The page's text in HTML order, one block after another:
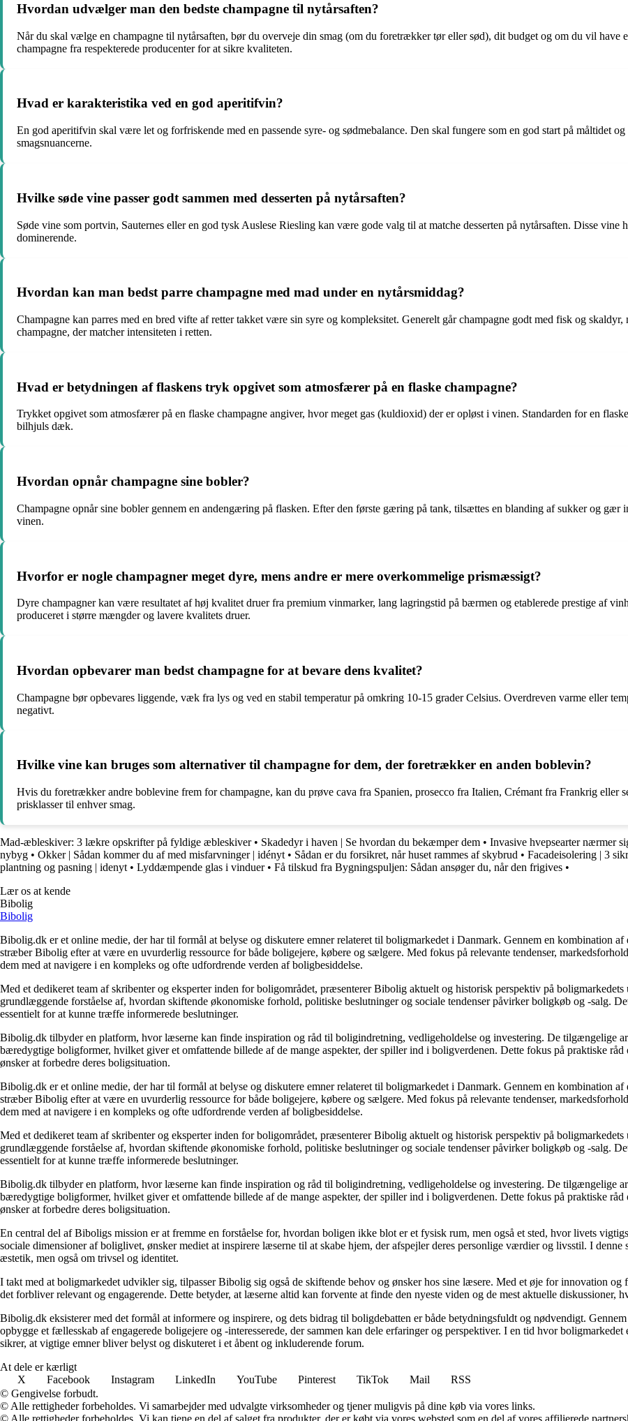
Hvordan udvælger man den bedste champagne til nytårsaften?
Når du skal vælge en champagne til nytårsaften, bør du overveje din smag (om du foretrækker tør eller sød), dit budget og om du vil have
champagne fra respekterede producenter for at sikre kvaliteten.
Hvad er karakteristika ved en god aperitifvin?
En god aperitifvin skal være let og forfriskende med en passende syre- og sødmebalance. Den skal fungere som en god start på måltidet
smagsnuancerne.
Hvilke søde vine passer godt sammen med desserten på nytårsaften?
Søde vine som portvin, Sauternes eller en god tysk Auslese Riesling kan være gode valg til at matche desserten på nytårsaften. Disse vine
dominerende.
Hvordan kan man bedst parre champagne med mad under en nytårsmiddag?
Champagne kan parres med en bred vifte af retter takket være sin syre og kompleksitet. Generelt går champagne godt med fisk og
champagne, der matcher intensiteten i retten.
Hvad er betydningen af flaskens tryk opgivet som atmosfærer på en flaske champagne?
Trykket opgivet som atmosfærer på en flaske champagne angiver, hvor meget gas (kuldioxid) der er opløst i vinen. Standarden for en
bilhjuls dæk.
Hvordan opnår champagne sine bobler?
Champagne opnår sine bobler gennem en andengæring på flasken. Efter den første gæring på tank, tilsættes en blanding af sukker og
vinen.
Hvorfor er nogle champagner meget dyre, mens andre er mere overkommelige prismæssigt?
Dyre champagner kan være resultatet af høj kvalitet druer fra premium vinmarker, lang lagringstid på bærmen og etablerede prestige af
produceret i større mængder og lavere kvalitets druer.
Hvordan opbevarer man bedst champagne for at bevare dens kvalitet?
Champagne bør opbevares liggende, væk fra lys og ved en stabil temperatur på omkring 10-15 grader Celsius. Overdreven varme eller
negativt.
Hvilke vine kan bruges som alternativer til champagne for dem, der foretrækker en anden boblevin?
Hvis du foretrækker andre boblevine frem for champagne, kan du prøve cava fra Spanien, prosecco fra Italien, Crémant fra Frankrig
prisklasser til enhver smag.
Mad-æbleskiver: 3 lækre opskrifter på fyldige æbleskiver• Skadedyr i haven | Se hvordan du bekæmper dem • Invasive hvepsearter nærmer
nybyg • Okker | Sådan kommer du af med misfarvninger | idényt • Sådan er du forsikret, når huset rammes af skybrud • Facadeisolering | 3
plantning og pasning | idenyt • Lyddæmpende glas i vinduer• Få tilskud fra Bygningspuljen: Sådan ansøger du, når den frigives •
Lær os at kende
Bibolig
Bibolig
Bibolig.dk er et online medie, der har til formål at belyse og diskutere emner relateret til boligmarkedet i Danmark. Gennem en kombination
stræber Bibolig efter at være en uvurderlig ressource for både boligejere, købere og sælgere. Med fokus på relevante tendenser,
dem med at navigere i en kompleks og ofte udfordrende verden af boligbesiddelse.
Med et dedikeret team af skribenter og eksperter inden for boligområdet, præsenterer Bibolig aktuelt og historisk perspektiv på
grundlæggende forståelse af, hvordan skiftende økonomiske forhold, politiske beslutninger og sociale tendenser påvirker boligkøb og -salg.
essentielt for at kunne træffe informerede beslutninger.
Bibolig.dk tilbyder en platform, hvor læserne kan finde inspiration og råd til boligindretning, vedligeholdelse og investering. De tilgængelige
bæredygtige boligformer, hvilket giver et omfattende billede af de mange aspekter, der spiller ind i boligverdenen. Dette fokus på praktiske
ønsker at forbedre deres boligsituation.
Bibolig.dk er et online medie, der har til formål at belyse og diskutere emner relateret til boligmarkedet i Danmark. Gennem en kombination
stræber Bibolig efter at være en uvurderlig ressource for både boligejere, købere og sælgere. Med fokus på relevante tendenser,
dem med at navigere i en kompleks og ofte udfordrende verden af boligbesiddelse.
Med et dedikeret team af skribenter og eksperter inden for boligområdet, præsenterer Bibolig aktuelt og historisk perspektiv på
grundlæggende forståelse af, hvordan skiftende økonomiske forhold, politiske beslutninger og sociale tendenser påvirker boligkøb og -salg.
essentielt for at kunne træffe informerede beslutninger.
Bibolig.dk tilbyder en platform, hvor læserne kan finde inspiration og råd til boligindretning, vedligeholdelse og investering. De tilgængelige
bæredygtige boligformer, hvilket giver et omfattende billede af de mange aspekter, der spiller ind i boligverdenen. Dette fokus på praktiske
ønsker at forbedre deres boligsituation.
En central del af Biboligs mission er at fremme en forståelse for, hvordan boligen ikke blot er et fysisk rum, men også et sted, hvor livets
sociale dimensioner af boliglivet, ønsker mediet at inspirere læserne til at skabe hjem, der afspejler deres personlige værdier og livsstil. I
æstetik, men også om trivsel og identitet.
I takt med at boligmarkedet udvikler sig, tilpasser Bibolig sig også de skiftende behov og ønsker hos sine læsere. Med et øje for innovation og
det forbliver relevant og engagerende. Dette betyder, at læserne altid kan forvente at finde den nyeste viden og de mest aktuelle diskussioner,
Bibolig.dk eksisterer med det formål at informere og inspirere, og dets bidrag til boligdebatten er både betydningsfuldt og nødvendigt.
opbygge et fællesskab af engagerede boligejere og -interesserede, der sammen kan dele erfaringer og perspektiver. I en tid hvor
sikrer, at vigtige emner bliver belyst og diskuteret i et åbent og inkluderende forum.
At dele er kærligt
X
Facebook Instagram LinkedIn YouTube Pinterest TikTok Mail
RSS
© Gengivelse forbudt.
© Alle rettigheder forbeholdes. Vi samarbejder med udvalgte virksomheder og tjener muligvis på dine køb via vores links.